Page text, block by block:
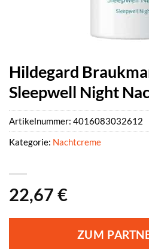
Hildegard
Sleepwell Night
22,67 €
ZUM
Artikelnummer: 4016083032612
Kategorie: Nachtcreme